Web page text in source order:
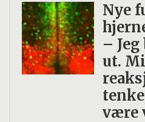
Nye
–
ut.
være